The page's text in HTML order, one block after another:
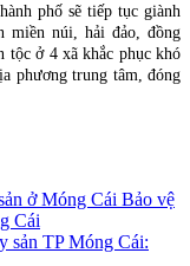
phố sẽ tiếp tục giành
miền núi, hải đảo, đồng
tộc ở 4 xã khắc phục khó
phương trung tâm, đóng
Bảo vệ
Cái
TP Móng Cái: